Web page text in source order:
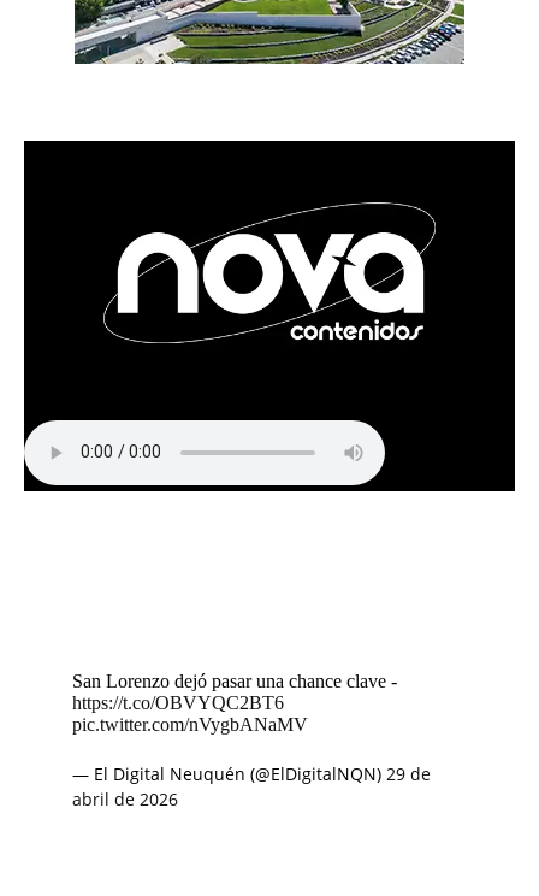
San Lorenzo dejó pasar una chance clave -
https://t.co/OBVYQC2BT6
pic.twitter.com/nVygbANaMV
— El Digital Neuquén (@ElDigitalNQN) 29 de
abril de 2026